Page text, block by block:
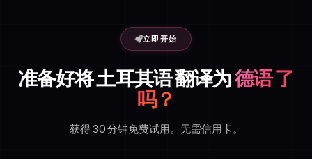
立即开始
准备好将 土耳其语 翻译为德语 了
吗？
获得 30 分钟免费试用。无需信用卡。